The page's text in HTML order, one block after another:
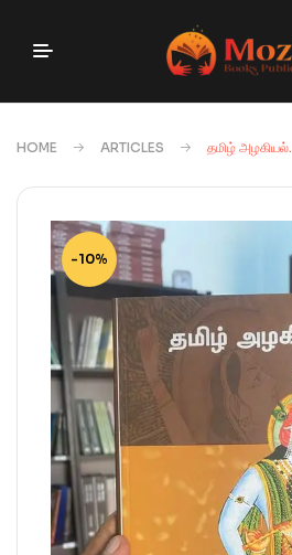
HOME ARTICLES தமிழ் அழகியல்.
-10%